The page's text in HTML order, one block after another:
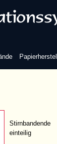
sichtbar
Stirnbandende
einteilig